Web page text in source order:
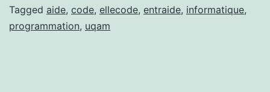
Tagged aide, code, ellecode, entraide, informatique,
programmation, uqam